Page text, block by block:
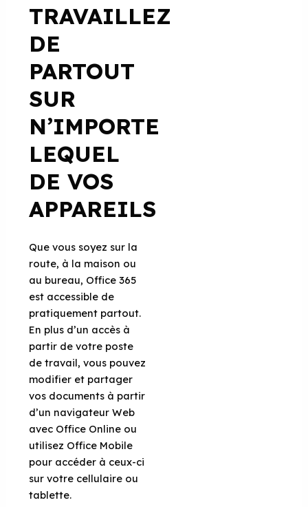
TRAVAILLEZ
DE
PARTOUT
SUR
N’IMPORTE
LEQUEL
DE VOS
APPAREILS
Que vous soyez sur la
route, à la maison ou
au bureau, Office 365
est accessible de
pratiquement partout.
En plus d’un accès à
partir de votre poste
de travail, vous pouvez
modifier et partager
vos documents à partir
d’un navigateur Web
avec Office Online ou
utilisez Office Mobile
pour accéder à ceux-ci
sur votre cellulaire ou
tablette.